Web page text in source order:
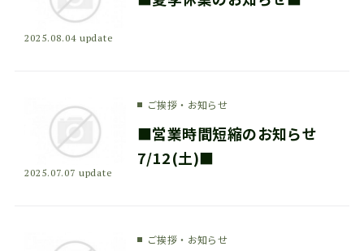
2025.08.04 update
2025.07.07 update
ご挨拶・お知らせ
■営業時間短縮のお知らせ
7/12(土)■
ご挨拶・お知らせ